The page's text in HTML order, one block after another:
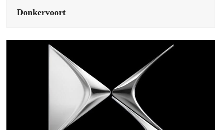
Donkervoort